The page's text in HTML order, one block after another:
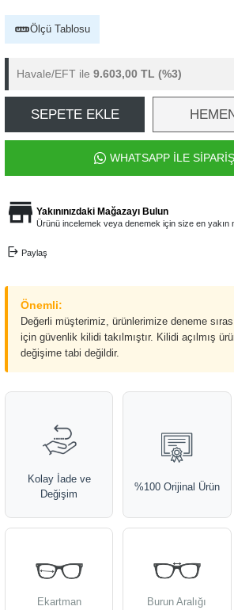
Ölçü Tablosu
Havale/EFT ile 9.603,00 TL (%3)
SEPETE EKLE
WHATSAPP İLE
Yakınınızdaki Mağazayı Bulun
Ürünü incelemek veya denemek için size en yakın
Paylaş
Önemli:
Değerli müşterimiz, ürünlerimize deneme
için güvenlik kilidi takılmıştır. Kilidi açılmış
değişime tabi değildir.
Kolay İade ve
Değişim
%100 Orijinal Ürün
Ekartman Burun Aralığı